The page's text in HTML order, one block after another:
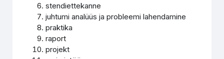
stendiettekanne
juhtumi analüüs ja probleemi lahendamine
praktika
raport
projekt